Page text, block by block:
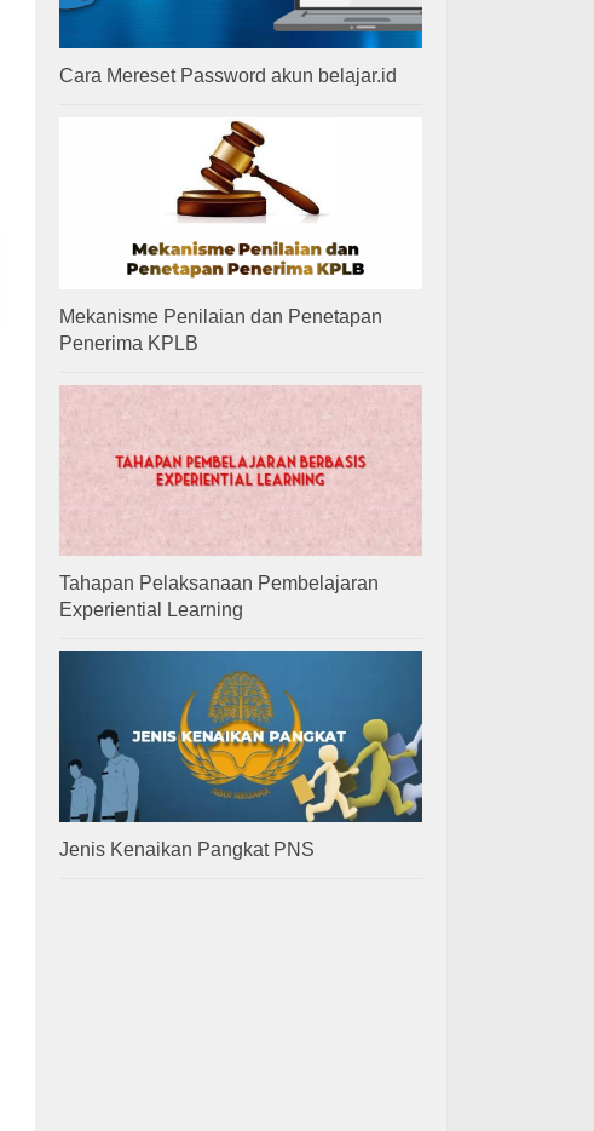
Cara Mereset Password akun belajar.id
Mekanisme Penilaian dan Penetapan
Penerima KPLB
Tahapan Pelaksanaan Pembelajaran
Experiential Learning
Jenis Kenaikan Pangkat PNS